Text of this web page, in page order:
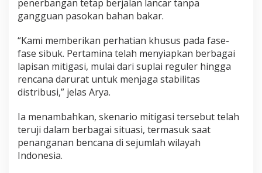
penerbangan tetap berjalan lancar tanpa
gangguan pasokan bahan bakar.
“Kami memberikan perhatian khusus pada fase-
fase sibuk. Pertamina telah menyiapkan berbagai
lapisan mitigasi, mulai dari suplai reguler hingga
rencana darurat untuk menjaga stabilitas
distribusi,” jelas Arya.
Ia menambahkan, skenario mitigasi tersebut telah
teruji dalam berbagai situasi, termasuk saat
penanganan bencana di sejumlah wilayah
Indonesia.